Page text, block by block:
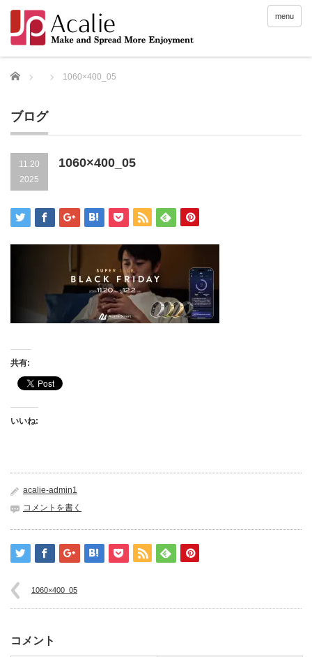
menu
Home 1060×400_05
ブログ
11.20
2025
1060×400_05
共有:
いいね:
acalie-admin1
コメントを書く
1060×400_05
コメント